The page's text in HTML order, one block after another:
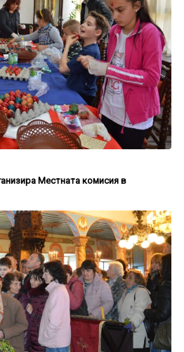
Местната комисия в